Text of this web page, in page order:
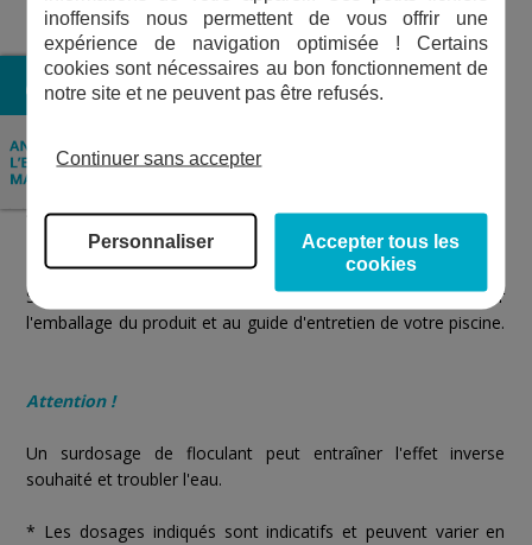
jours)
pastilles
- Piscine de 100 à 150 m3 : 3
pastilles
Bon à savoir :
Bien vérifier le mode d'emploi et les consignes de votre
floculants (filtration à cartoucheplus particulièrement,
).
Se reporter aux consignes d'utilisation mentionnées sur
l'emballage du produit et au guide d'entretien de votre piscine.
Attention !
Un surdosage de floculant peut entraîner l'effet inverse
souhaité et troubler l'eau.
* Les dosages indiqués sont indicatifs et peuvent varier en
inoffensifs nous permettent de vous offrir une
expérience de navigation optimisée ! Certains
cookies sont nécessaires au bon fonctionnement de
notre site et ne peuvent pas être refusés.
Continuer sans accepter
Personnaliser
Accepter tous les
cookies